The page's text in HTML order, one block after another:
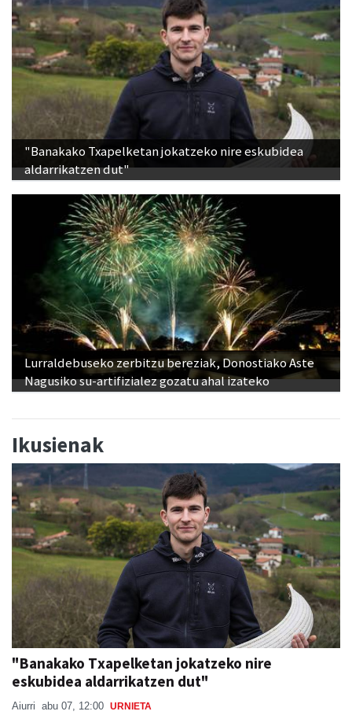
"Banakako Txapelketan jokatzeko nire eskubidea
aldarrikatzen dut"
Lurraldebuseko zerbitzu bereziak, Donostiako Aste
Nagusiko su-artifizialez gozatu ahal izateko
Ikusienak
"Banakako Txapelketan jokatzeko nire
eskubidea aldarrikatzen dut"
Aiurri abu 07, 12:00 URNIETA